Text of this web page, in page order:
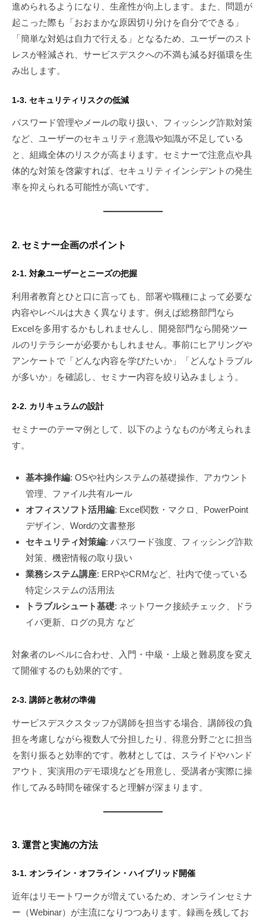
進められるようになり、生産性が向上します。また、問題が
起こった際も「おおまかな原因切り分けを自分でできる」
「簡単な対処は自力で行える」となるため、ユーザーのスト
レスが軽減され、サービスデスクへの不満も減る好循環を生
み出します。
1-3. セキュリティリスクの低減
パスワード管理やメールの取り扱い、フィッシング詐欺対策
など、ユーザーのセキュリティ意識や知識が不足している
と、組織全体のリスクが高まります。セミナーで注意点や具
体的な対策を啓蒙すれば、セキュリティインシデントの発生
率を抑えられる可能性が高いです。
2. セミナー企画のポイント
2-1. 対象ユーザーとニーズの把握
利用者教育とひと口に言っても、部署や職種によって必要な
内容やレベルは大きく異なります。例えば総務部門なら
Excelを多用するかもしれませんし、開発部門なら開発ツー
ルのリテラシーが必要かもしれません。事前にヒアリングや
アンケートで「どんな内容を学びたいか」「どんなトラブル
が多いか」を確認し、セミナー内容を絞り込みましょう。
2-2. カリキュラムの設計
セミナーのテーマ例として、以下のようなものが考えられま
す。
基本操作編: OSや社内システムの基礎操作、アカウント
管理、ファイル共有ルール
オフィスソフト活用編: Excel関数・マクロ、PowerPoint
デザイン、Wordの文書整形
セキュリティ対策編: パスワード強度、フィッシング詐欺
対策、機密情報の取り扱い
業務システム講座: ERPやCRMなど、社内で使っている
特定システムの活用法
トラブルシュート基礎: ネットワーク接続チェック、ドラ
イバ更新、ログの見方 など
対象者のレベルに合わせ、入門・中級・上級と難易度を変え
て開催するのも効果的です。
2-3. 講師と教材の準備
サービスデスクスタッフが講師を担当する場合、講師役の負
担を考慮しながら複数人で分担したり、得意分野ごとに担当
を割り振ると効率的です。教材としては、スライドやハンド
アウト、実演用のデモ環境などを用意し、受講者が実際に操
作してみる時間を確保すると理解が深まります。
3. 運営と実施の方法
3-1. オンライン・オフライン・ハイブリッド開催
近年はリモートワークが増えているため、オンラインセミナ
ー（Webinar）が主流になりつつあります。録画を残してお